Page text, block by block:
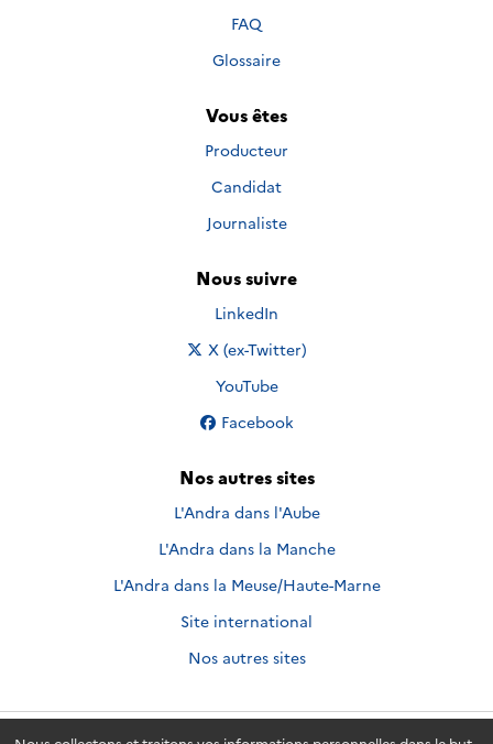
FAQ
Glossaire
Vous êtes
Producteur
Candidat
Journaliste
Nous suivre
Nous suivre sur
LinkedIn
Nous suivre sur
X (ex-Twitter)
Nous suivre sur
YouTube
Nous suivre sur
Facebook
Nos autres sites
L'Andra dans l'Aube
L'Andra dans la Manche
L'Andra dans la Meuse/Haute-Marne
Site international
Nos autres sites